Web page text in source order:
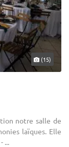
(15)
notre salle de
laïques. Elle
...